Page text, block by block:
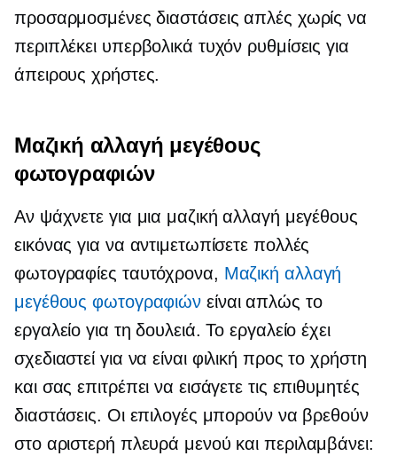
προσαρμοσμένες διαστάσεις απλές χωρίς να
περιπλέκει υπερβολικά τυχόν ρυθμίσεις για
άπειρους χρήστες.
Μαζική αλλαγή μεγέθους
φωτογραφιών
Αν ψάχνετε για μια μαζική αλλαγή μεγέθους
εικόνας για να αντιμετωπίσετε πολλές
φωτογραφίες ταυτόχρονα, Μαζική αλλαγή
μεγέθους φωτογραφιών είναι απλώς το
εργαλείο για τη δουλειά. Το εργαλείο έχει
σχεδιαστεί για να είναι φιλική προς το χρήστη
και σας επιτρέπει να εισάγετε τις επιθυμητές
διαστάσεις. Οι επιλογές μπορούν να βρεθούν
στο αριστερή πλευρά μενού και περιλαμβάνει: